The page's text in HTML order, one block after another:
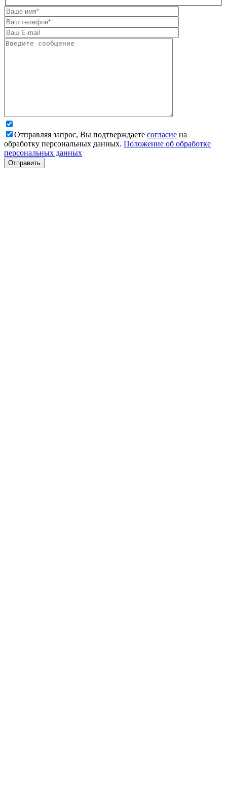
Отправляя запрос, Вы подтверждаете согласие на
обработку персональных данных. Положение об обработке
персональных данных